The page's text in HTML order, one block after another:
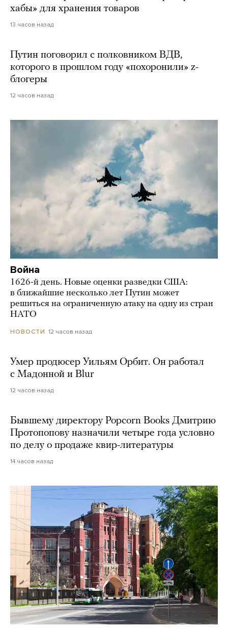
хабы» для хранения товаров
13 часов назад
Путин поговорил с полковником ВДВ,
которого в прошлом году «похоронили» z-
блогеры
12 часов назад
Война
1626-й день. Новые оценки разведки США:
в ближайшие несколько лет Путин может
решиться на ограниченную атаку на одну из стран
НАТО
НОВОСТИ 12 часов назад
Умер продюсер Уильям Орбит. Он работал
с Мадонной и Blur
12 часов назад
Бывшему директору Popcorn Books Дмитрию
Протопопову назначили четыре года условно
по делу о продаже квир-литературы
14 часов назад